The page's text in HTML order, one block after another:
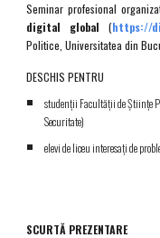
Seminar profesional
digital global(https://
Politice, Universitatea din
DESCHIS PENTRU
studenții Facultății de Științe
Securitate)
elevi de liceu interesați de
SCURTĂ PREZENTARE